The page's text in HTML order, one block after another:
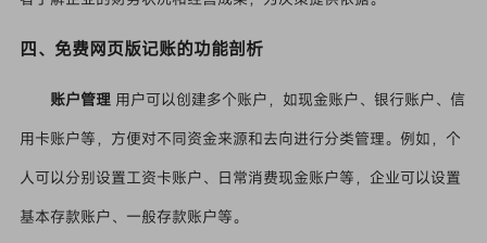
四、免费网页版记账的功能剖析
账户管理用户可以创建多个账户，如现金账户、银行账户、信
用卡账户等，方便对不同资金来源和去向进行分类管理。例如，个
人可以分别设置工资卡账户、日常消费现金账户等，企业可以设置
基本存款账户、一般存款账户等。